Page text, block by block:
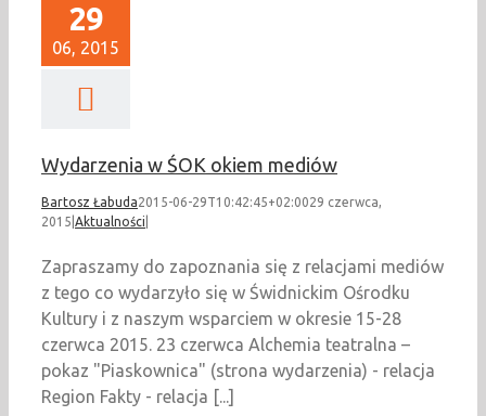
29
06, 2015
Wydarzenia w ŚOK okiem mediów
Bartosz Łabuda2015-06-29T10:42:45+02:0029 czerwca,
2015 Aktualności
Zapraszamy do zapoznania się z relacjami mediów
z tego co wydarzyło się w Świdnickim Ośrodku
Kultury i z naszym wsparciem w okresie 15-28
czerwca 2015. 23 czerwca Alchemia teatralna –
pokaz "Piaskownica" (strona wydarzenia) - relacja
Region Fakty - relacja [...]